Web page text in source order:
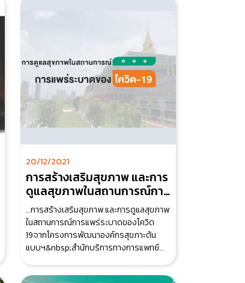
20/12/2021
การสร้าง​เสริม​สุขภาพ และการ
ดูแลสุขภาพในสถานการณ์การ
แพร่ระบาดของโควิด 19
…การสร้าง​เสริม​สุขภาพ และการดูแลสุขภาพ
ในสถานการณ์การแพร่ระบาดของโควิด
19จากโครงการพัฒนาองค์กรสุขภาะต้น
แบบฯ&nbsp;สำนักบริการทางการแพทย์